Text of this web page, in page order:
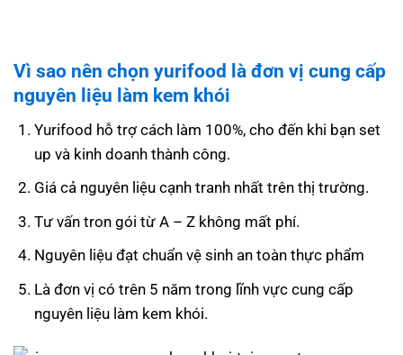
Vì sao nên chọn yurifood là đơn vị cung cấp
nguyên liệu làm kem khói
Yurifood hỗ trợ cách làm 100%, cho đến khi bạn set
up và kinh doanh thành công.
Giá cả nguyên liệu cạnh tranh nhất trên thị trường.
Tư vấn tron gói từ A – Z không mất phí.
Nguyên liệu đạt chuẩn vệ sinh an toàn thực phẩm
Là đơn vị có trên 5 năm trong lĩnh vực cung cấp
nguyên liệu làm kem khói.